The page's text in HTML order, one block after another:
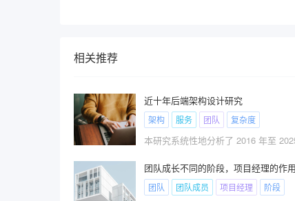
相关推荐
近十年后端架构设计研究
架构 服务 团队 复杂度
团队成长不同的阶段，项目经理的作
团队 团队成员 项目经理 阶段